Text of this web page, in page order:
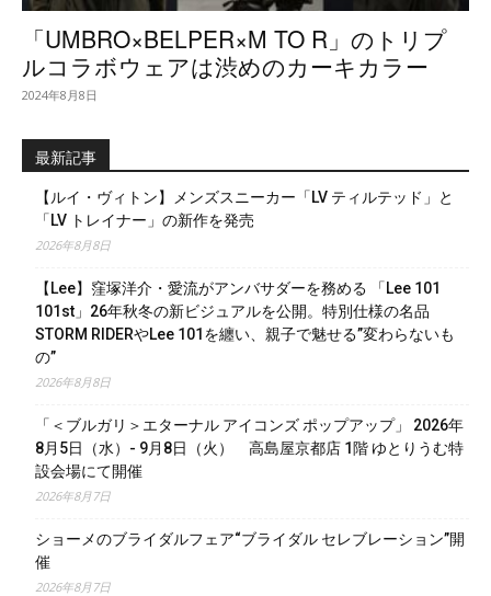
「UMBRO×BELPER×M TO R」のトリプ
ルコラボウェアは渋めのカーキカラー
2024年8月8日
最新記事
【ルイ・ヴィトン】メンズスニーカー「LV ティルテッド」と
「LV トレイナー」の新作を発売
2026年8月8日
【Lee】窪塚洋介・愛流がアンバサダーを務める 「Lee 101
101st」26年秋冬の新ビジュアルを公開。特別仕様の名品
STORM RIDERやLee 101を纏い、親子で魅せる”変わらないも
の”
2026年8月8日
「＜ブルガリ＞エターナル アイコンズ ポップアップ」 2026年
8月5日（水）- 9月8日（火） 高島屋京都店 1階 ゆとりうむ特
設会場にて開催
2026年8月7日
ショーメのブライダルフェア“ブライダル セレブレーション”開
催
2026年8月7日